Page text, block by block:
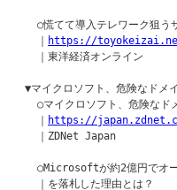
○慌てて導入テレワーク狙う
https://
    ｜東洋経済オンライン
▼マイクロソフト、危険なド
○マイクロソフト、危険な
https://
    ｜ZDNet Japan
○Microsoftが約2億円でオ
    ｜を落札した理由とは？